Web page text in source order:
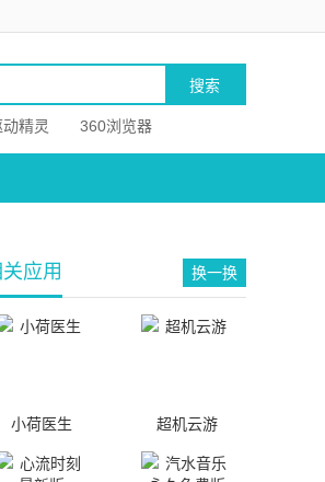
精灵 360浏览器
应用 换一换
小荷医生 超机云游